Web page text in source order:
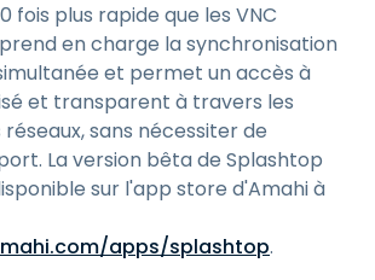
fois plus rapide que les VNC
en charge la synchronisation
et permet un accès à
et transparent à travers les
sans nécessiter de
La version bêta de Splashtop
sur l'app store d'Amahi à
apps/splashtop.